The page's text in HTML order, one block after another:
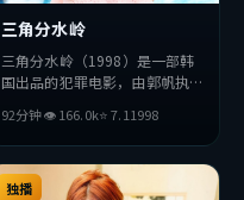
三角分水岭
三角分水岭（1998）是一部韩
国出品的犯罪电影，由郭帆执
等主演。影片在叙事与视听上力
求突破，探讨人性与抉择，节奏
张弛有度，适合喜欢该类型的观
众完整观看。
92分钟👁166.0k⭐7.11998
独播